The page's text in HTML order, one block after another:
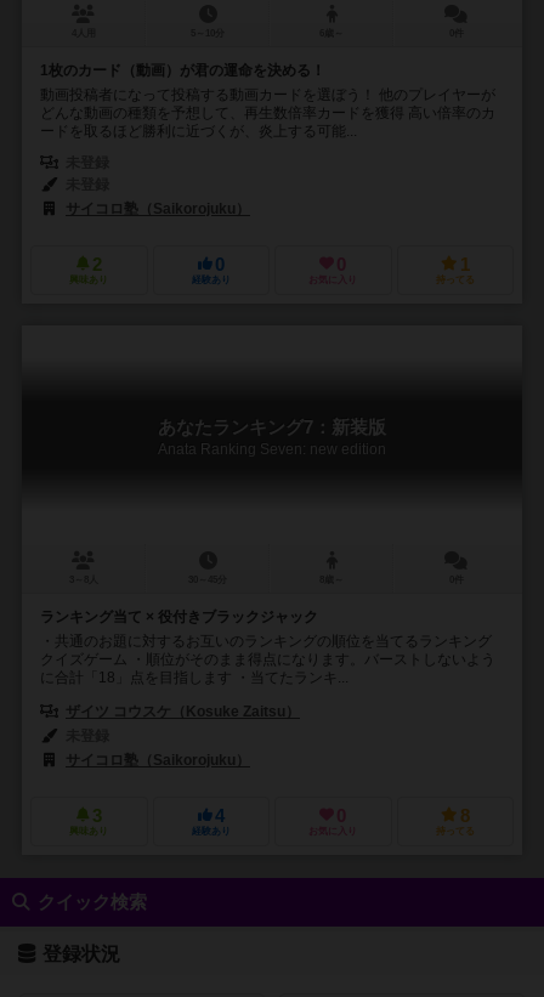
1枚のカード（動画）が君の運命を決める！
動画投稿者になって投稿する動画カードを選ぼう！ 他のプレイヤーが
どんな動画の種類を予想して、再生数倍率カードを獲得 高い倍率のカ
ードを取るほど勝利に近づくが、炎上する可能...
サイコロ塾（Saikorojuku）
2
興味あり
0
経験あり
0
お気に入り
1
持ってる
あなたランキング7：新装版
Anata Ranking Seven: new edition
ランキング当て × 役付きブラックジャック
・共通のお題に対するお互いのランキングの順位を当てるランキング
クイズゲーム ・順位がそのまま得点になります。バーストしないよう
に合計「18」点を目指します ・当てたランキ...
ザイツ コウスケ（Kosuke Zaitsu）
サイコロ塾（Saikorojuku）
3
興味あり
4
経験あり
0
お気に入り
8
持ってる
クイック検索
登録状況